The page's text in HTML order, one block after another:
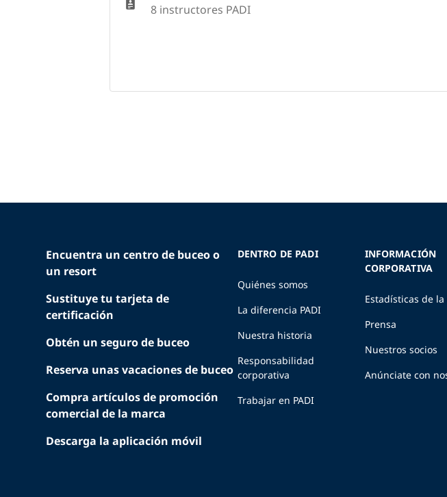
8 instructores PADI
Encuentra un centro de buceo o
un resort
Sustituye tu tarjeta de
certificación
Obtén un seguro de buceo
Reserva unas vacaciones de buceo
Compra artículos de promoción
comercial de la marca
Descarga la aplicación móvil
DENTRO DE PADI
Quiénes somos
La diferencia PADI
Nuestra historia
Responsabilidad
corporativa
Trabajar en PADI
INFORMACIÓN
CORPORATIVA
Estadísticas de
Prensa
Nuestros socios
Anúnciate con